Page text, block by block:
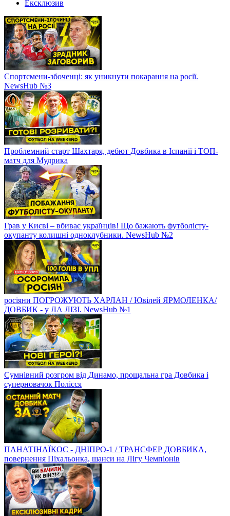
Ексклюзив
Спортсмени-збоченці: як уникнути покарання на росії.
NewsHub №3
Проблемний старт Шахтаря, дебют Довбика в Іспанії і ТОП-
матч для Мудрика
Грав у Києві – вбиває українців! Що бажають футболісту-
окупанту колишні одноклубники. NewsHub №2
росіяни ПОГРОЖУЮТЬ ХАРЛАН / Ювілей ЯРМОЛЕНКА/
ДОВБИК - у ЛА ЛІЗІ. NewsHub №1
Сумнівний розгром від Динамо, прощальна гра Довбика і
суперновачок Полісся
ПАНАТІНАЇКОС - ДНІПРО-1 / ТРАНСФЕР ДОВБИКА,
повернення Піхальонка, шанси на Лігу Чемпіонів